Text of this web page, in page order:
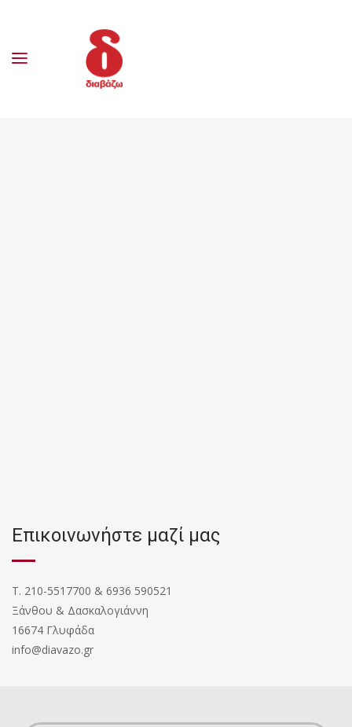
Επικοινωνήστε μαζί μας
T. 210-5517700 & 6936 590521
Ξάνθου & Δασκαλογιάννη
16674 Γλυφάδα
info@diavazo.gr